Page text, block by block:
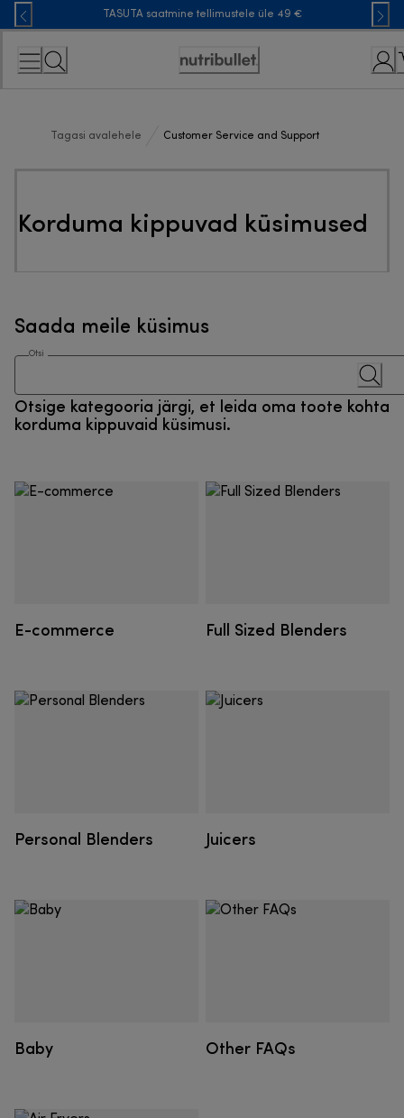
Skip
to
Content
TASUTA saatmine tellimustele üle 49 €
Accessibility
Tagasi avalehele Customer Service and Support
Korduma kippuvad küsimused
Saada meile küsimus
Otsi
Otsige kategooria järgi, et leida oma toote kohta
korduma kippuvaid küsimusi.
E-commerce Full Sized Blenders
Personal Blenders Juicers
Baby Other FAQs